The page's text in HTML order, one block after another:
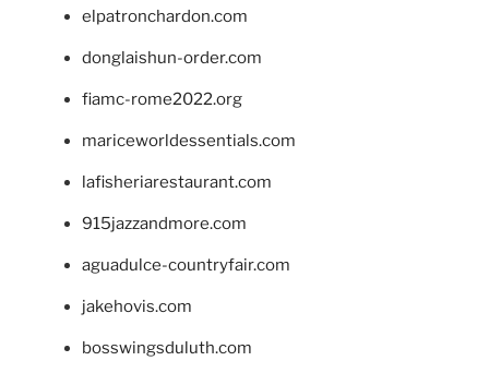
elpatronchardon.com
donglaishun-order.com
fiamc-rome2022.org
mariceworldessentials.com
lafisheriarestaurant.com
915jazzandmore.com
aguadulce-countryfair.com
jakehovis.com
bosswingsduluth.com